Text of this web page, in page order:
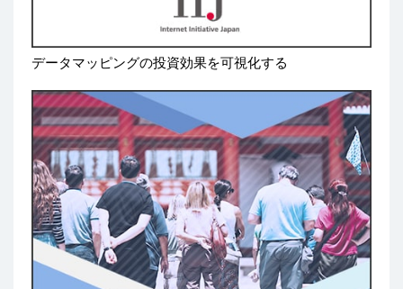
データマッピングの投資効果を可視化する